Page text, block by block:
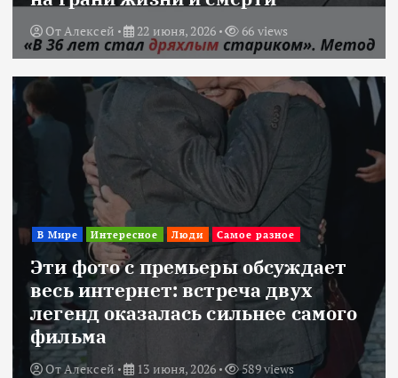
ОтАлексей 22 июня, 2026 66 views
В Мире Интересное Люди Самое разное
Эти фото с премьеры обсуждает
весь интернет: встреча двух
легенд оказалась сильнее самого
фильма
ОтАлексей 13 июня, 2026 589 views